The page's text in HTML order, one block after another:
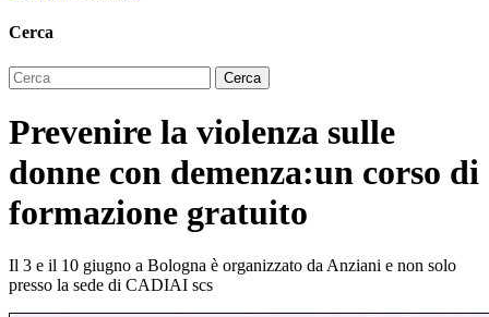
Cerca
Prevenire la violenza sulle
donne con demenza:un corso di
formazione gratuito
Il 3 e il 10 giugno a Bologna è organizzato da Anziani e non solo
presso la sede di CADIAI scs